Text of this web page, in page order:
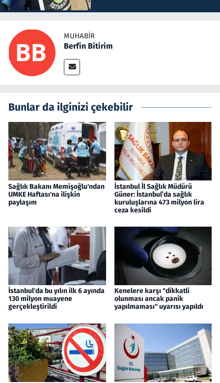
MUHABIR
Berfin Bitirim
Bunlar da ilginizi çekebilir
Sağlık Bakanı Memişoğlu'ndan
UMKE Haftası'na ilişkin
paylaşım
İstanbul İl Sağlık Müdürü
Güner: İstanbul’da sağlık
kuruluşlarına 473 milyon lira
ceza kesildi
İstanbul'da bu yılın ilk 6 ayında
130 milyon muayene
gerçekleştirildi
Kenelere karşı "dikkatli
olunması ancak panik
yapılmaması" uyarısı yapıldı